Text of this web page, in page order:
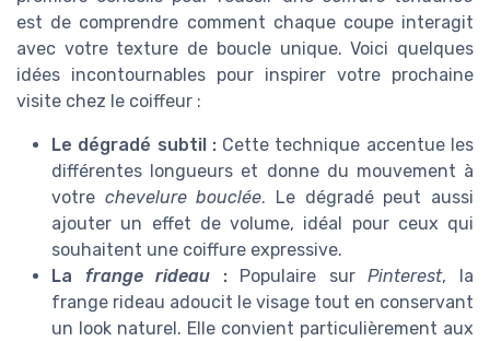
est de comprendre comment chaque coupe interagit
avec votre texture de boucle unique. Voici quelques
idées incontournables pour inspirer votre prochaine
visite chez le coiffeur :
Le dégradé subtil : Cette technique accentue les
différentes longueurs et donne du mouvement à
votre chevelure bouclée. Le dégradé peut aussi
ajouter un effet de volume, idéal pour ceux qui
souhaitent une coiffure expressive.
La frange rideau : Populaire surPinterest, la
frange rideau adoucit le visage tout en conservant
un look naturel. Elle convient particulièrement aux